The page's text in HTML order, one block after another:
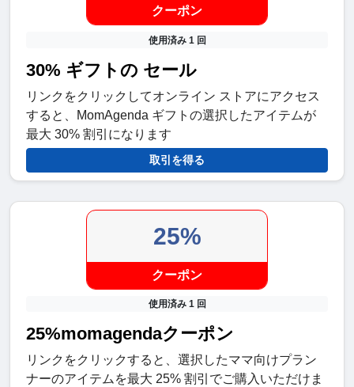
クーポン
使用済み 1 回
30% ギフトの セール
リンクをクリックしてオンライン ストアにアクセス
すると、MomAgenda ギフトの選択したアイテムが
最大 30% 割引になります
取引を得る
25%
クーポン
使用済み 1 回
25%momagendaクーポン
リンクをクリックすると、選択したママ向けプラン
ナーのアイテムを最大 25% 割引でご購入いただけま